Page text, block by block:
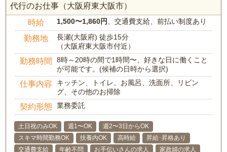
代行のお仕事（大阪府東大阪市）
時給 1,500〜1,860円 、交通費支給、前払い制度あり
勤務地
長瀬(大阪府) 徒歩15分
（大阪府東大阪市付近）
勤務時間
8時～20時の間で1時間〜、好きな日に働くこと
が可能です。(候補の日時から選択)
仕事内容
キッチン、トイレ、お風呂、洗面所、リビン
グ、その他のお掃除
契約形態 業務委託
土日祝のみOK 週1〜OK
週2〜3日からOK
スキマ時間勤務OK
扶養内OK 高時給
昇給･昇格あり
交通費支給
年齢不問 お手伝いさんの求人
家政婦の求人